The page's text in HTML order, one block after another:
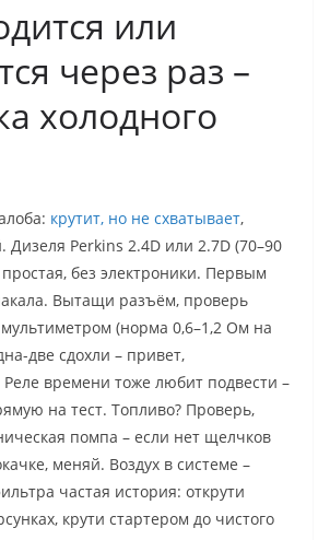
или
через раз –
холодного
крутит, но не схватывает,
Дизеля Perkins 2.4D или 2.7D (70–90
без электроники. Первым
Вытащи разъём, проверь
(норма 0,6–1,2 Ом на
две сдохли – привет,
Реле времени тоже любит подвести –
на тест. Топливо? Проверь,
помпа – если нет щелчков
меняй. Воздух в системе –
частая история: открути
крути стартером до чистого